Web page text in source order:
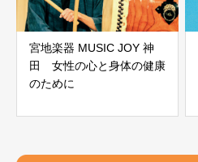
宮地楽器 MUSIC JOY 神
田 女性の心と身体の健康
のために